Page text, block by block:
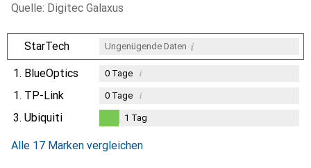
Quelle: Digitec Galaxus
StarTech Ungenügende Daten i
1. BlueOptics 0Tage i
1. TP-Link 0Tage i
3. Ubiquiti 1 Tag
Alle 17 Marken vergleichen